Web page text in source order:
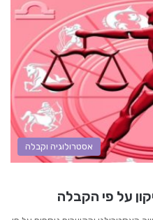
אסטרולוגיה וקבלה
על פי הקבלה